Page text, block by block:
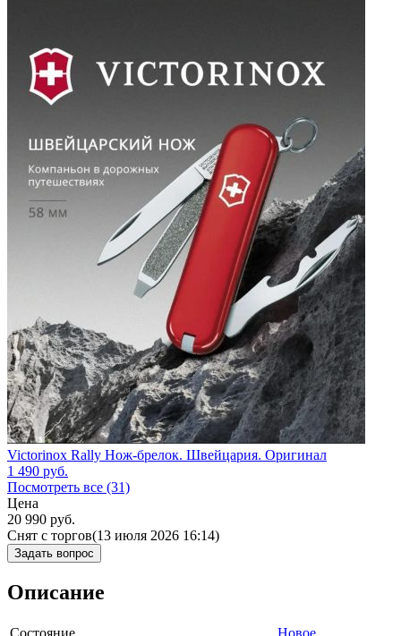
Victorinox Rally Нож-брелок. Швейцария. Оригинал
1 490 руб.
Посмотреть все (31)
Цена
20 990 руб.
Снят с торгов(13 июля 2026 16:14)
Задать вопрос
Описание
Состояние
Новое